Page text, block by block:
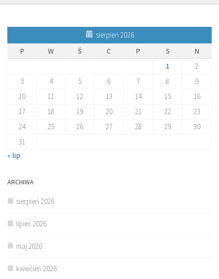
sierpień 2026
P
W Ś C P S
N
1
2
3
4 5 6 7 8
9
10
11 12 13 14 15
16
17
18 19 20 21 22
23
24
25 26 27 28 29
30
31
« lip
ARCHIWA
sierpień 2026
lipiec 2026
maj 2026
kwiecień 2026